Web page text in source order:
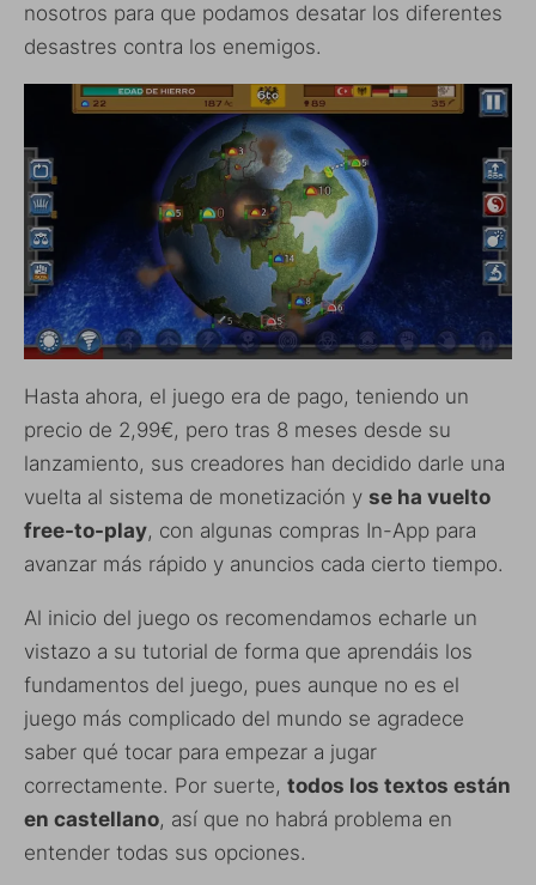
nosotros para que podamos desatar los diferentes
desastres contra los enemigos.
Hasta ahora, el juego era de pago, teniendo un
precio de 2,99€, pero tras 8 meses desde su
lanzamiento, sus creadores han decidido darle una
vuelta al sistema de monetización y se ha vuelto
free-to-play, con algunas compras In-App para
avanzar más rápido y anuncios cada cierto tiempo.
Al inicio del juego os recomendamos echarle un
vistazo a su tutorial de forma que aprendáis los
fundamentos del juego, pues aunque no es el
juego más complicado del mundo se agradece
saber qué tocar para empezar a jugar
correctamente. Por suerte, todos los textos están
en castellano, así que no habrá problema en
entender todas sus opciones.